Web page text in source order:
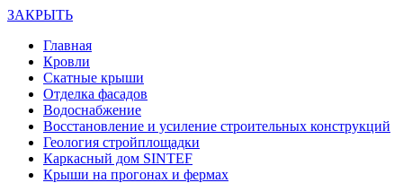
ЗАКРЫТЬ
Главная
Кровли
Скатные крыши
Отделка фасадов
Водоснабжение
Восстановление и усиление строительных конструкций
Геология стройплощадки
Каркасный дом SINTEF
Крыши на прогонах и фермах